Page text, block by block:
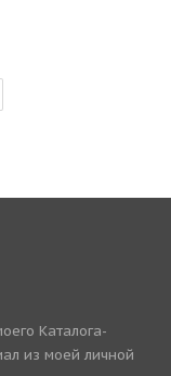
Каталога-
из моей личной